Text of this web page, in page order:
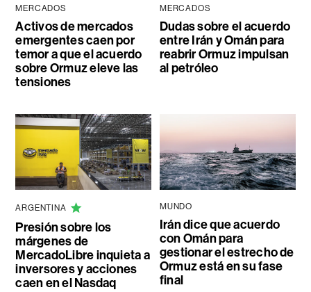
MERCADOS
Activos de mercados
emergentes caen por
temor a que el acuerdo
sobre Ormuz eleve las
tensiones
MERCADOS
Dudas sobre el acuerdo
entre Irán y Omán para
reabrir Ormuz impulsan
al petróleo
ARGENTINA
Presión sobre los
márgenes de
MercadoLibre inquieta a
inversores y acciones
caen en el Nasdaq
MUNDO
Irán dice que acuerdo
con Omán para
gestionar el estrecho de
Ormuz está en su fase
final